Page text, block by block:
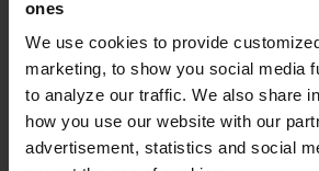
ones
We use cookies to provide
marketing, to show you social media
to analyze our traffic. We also share
how you use our website with our
advertisement, statistics and social
længere afstande, og slå den op når de
plads med præcision